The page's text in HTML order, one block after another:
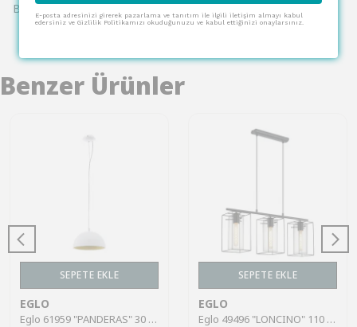
Bu ürün için henüz yorum yapılmamış.
Benzer Ürünler
SEPETE EKLE
EGLO
Eglo 61959 "PANDERAS" 30 Cm Çapında Çelik Beyaz, Gold Sarkıt Avize
SEPETE EKLE
EGLO
Eglo 49496 "LONCINO" 110 Cm Yüksekliğinde Çelik Siyah Sarkıt Avize
E-posta adresinizi girerek pazarlama ve tanıtım ile ilgili iletişim almayı kabul
edersiniz ve Gizlilik Politikamızı okuduğunuzu ve kabul ettiğinizi onaylarsınız.